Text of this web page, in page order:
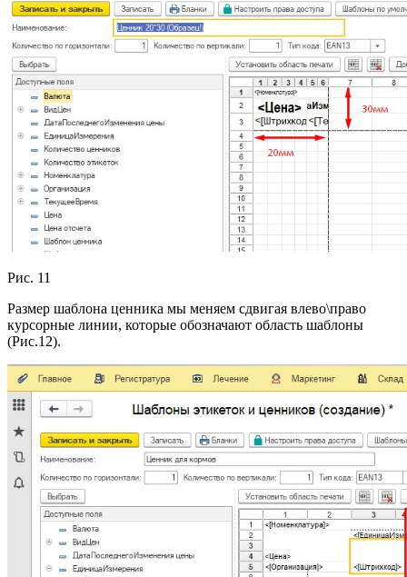
Рис. 11
Размер шаблона ценника мы меняем сдвигая влево\право
курсорные линии, которые обозначают область шаблоны
(Рис.12).